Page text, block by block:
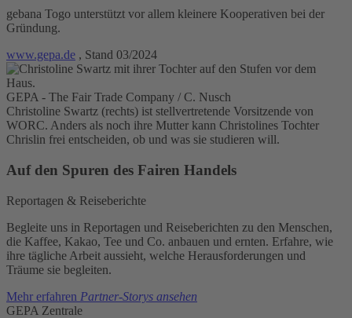
gebana Togo unterstützt vor allem kleinere Kooperativen bei der
Gründung.
www.gepa.de , Stand 03/2024
GEPA - The Fair Trade Company / C. Nusch
Christoline Swartz (rechts) ist stellvertretende Vorsitzende von
WORC. Anders als noch ihre Mutter kann Christolines Tochter
Chrislin frei entscheiden, ob und was sie studieren will.
Auf den Spuren des Fairen Handels
Reportagen & Reiseberichte
Begleite uns in Reportagen und Reiseberichten zu den Menschen,
die Kaffee, Kakao, Tee und Co. anbauen und ernten. Erfahre, wie
ihre tägliche Arbeit aussieht, welche Herausforderungen und
Träume sie begleiten.
Mehr erfahren Partner-Storys ansehen
GEPA Zentrale